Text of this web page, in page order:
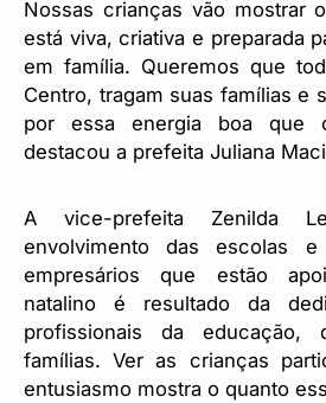
Nossas crianças vão mostrar
está viva, criativa e preparada
em família. Queremos que
Centro, tragam suas famílias e
por essa energia boa que
destacou a prefeita Juliana
A vice-prefeita Zenilda
envolvimento das escolas
empresários que estão
natalino é resultado da
profissionais da
famílias. Ver as crianças
entusiasmo mostra o quanto